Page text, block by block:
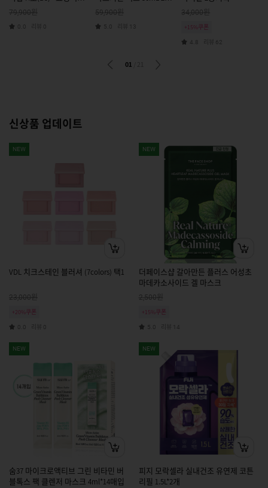
정
79,900원
포(B5)
59,900원
5.0 13
34,000원
+15%쿠폰
4.8 62
01
신상품 업데이트
NEW
VDL 치크스테인 블러셔 (7colors) 택1
23,000원
+20%쿠폰
NEW
더페이스샵 갈아만든 플러스 어성초
마데카소사이드 겔 마스크
2,500 원
+15%쿠폰
5.0 14
NEW
숨37 마이크로액티브 그린 비타민 버
블톡스 팩 클렌저 마스크 4ml*14매입
NEW
피지 모락셀라 실내건조 유연제 코튼
리필 1.5L*2개